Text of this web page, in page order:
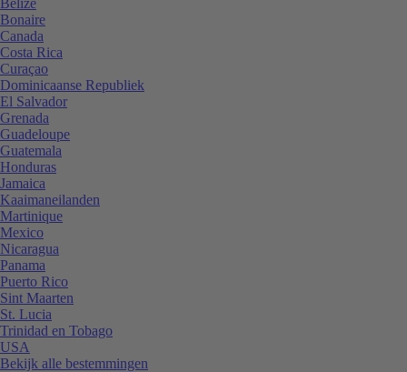
Bonaire
Canada
Costa Rica
Curaçao
Dominicaanse Republiek
El Salvador
Grenada
Guadeloupe
Guatemala
Honduras
Jamaica
Kaaimaneilanden
Martinique
Mexico
Nicaragua
Panama
Puerto Rico
Sint Maarten
St. Lucia
Trinidad en Tobago
USA
Bekijk alle bestemmingen